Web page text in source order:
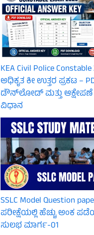
KEA Civil Police
ಅಧಿಕೃತ ಕೀ ಉತ್ತರ ಪ್ರಕಟ –
ಡೌನ್‌ಲೋಡ್ ಮತ್ತು ಆಕ್ಷೇಪಣೆ
ವಿಧಾನ
SSLC Model Question
ಪರೀಕ್ಷೆಯಲ್ಲಿ ಹೆಚ್ಚು ಅಂಕ
ಸುಲಭ ಮಾರ್ಗ-01